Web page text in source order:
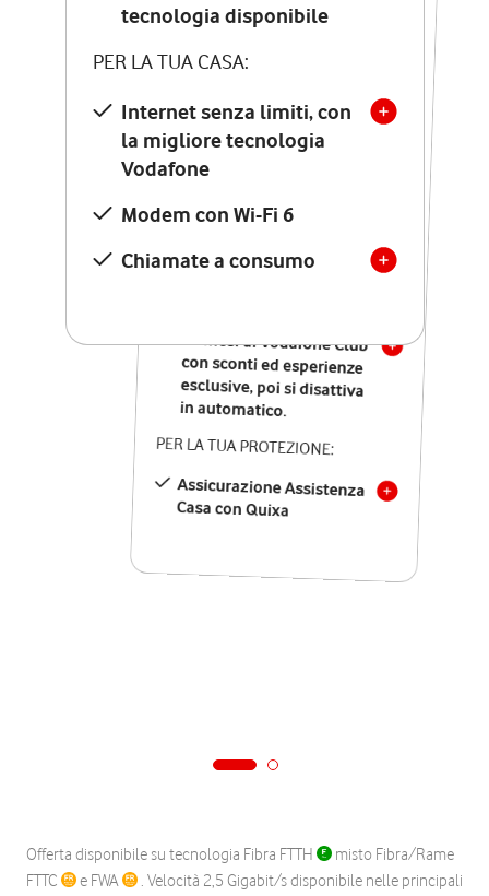
tecnologia disponibile
PER LA TUA CASA:
Internet senza limiti, con
la migliore tecnologia
Vodafone
Modem con Wi-Fi 6
Chiamate a consumo
tecnologia disponibile
PER LA TUA CASA:
Internet senza limiti, con
la migliore tecnologia
Vodafone
Modem Seven con Wi-Fi 7
Chiamate illimitate verso
numeri fissi e mobili
nazionali
12 mesi di Vodafone Club
con sconti ed esperienze
esclusive, poi si disattiva
in automatico.
PER LA TUA PROTEZIONE:
Assicurazione Assistenza
Casa con Quixa
Offerta disponibile su tecnologia Fibra FTTH
misto Fibra/Rame
FTTC
e FWA
. Velocità 2,5 Gigabit/s disponibile nelle principali